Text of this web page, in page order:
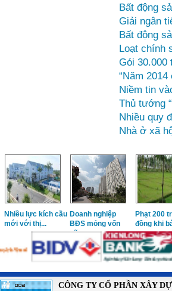
Bất động
Giải ngân
Bất động
Loạt chính
Gói
“Năm
Niềm tin
Thủ tướng
Nhiều quy
Nhà ở xã
Nhiều lực kích cầu
mới với thị...
Doanh nghiệp
BĐS mỏng vốn
sẽ...
Phạt 200
đồng khi
CÔNG TY CỔ PHẦN XÂY